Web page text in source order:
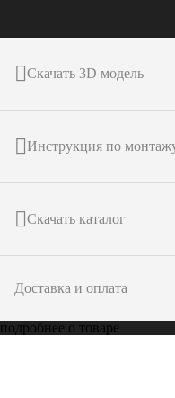
Скачать 3D модель
Инструкция по
Скачать каталог
Доставка и оплата
подробнее о товаре